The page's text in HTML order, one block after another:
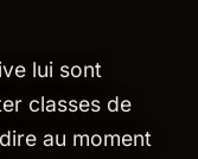
lui sont
classes de
au moment